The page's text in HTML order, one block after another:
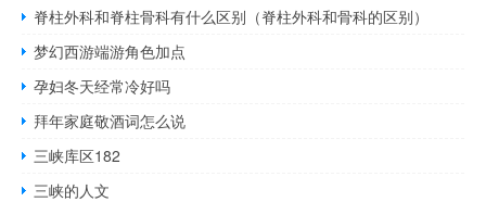
脊柱外科和脊柱骨科有什么区别（脊柱外科和骨科的区别）
梦幻西游端游角色加点
孕妇冬天经常冷好吗
拜年家庭敬酒词怎么说
三峡库区182
三峡的人文